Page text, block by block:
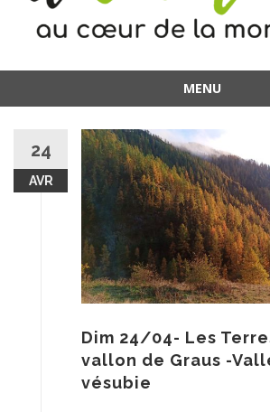
MENU
contenu
24
AVR
Dim 24/04- Les
vallon de Graus -
vésubie